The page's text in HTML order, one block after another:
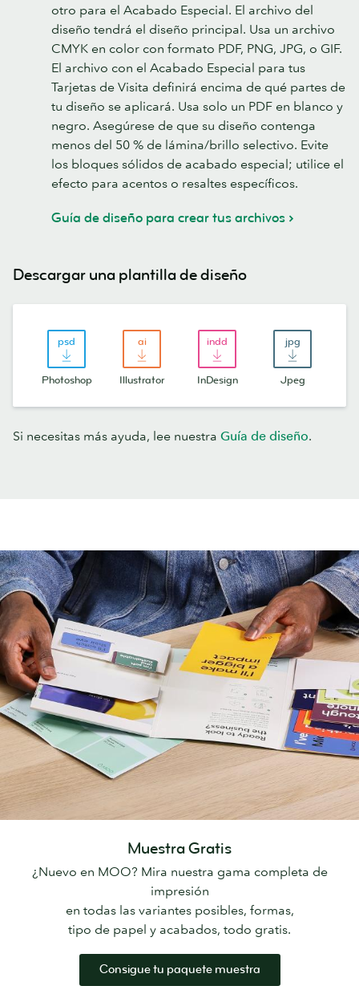
otro para el Acabado Especial. El archivo del
diseño tendrá el diseño principal. Usa un archivo
CMYK en color con formato PDF, PNG, JPG, o GIF.
El archivo con el Acabado Especial para tus
Tarjetas de Visita definirá encima de qué partes de
tu diseño se aplicará. Usa solo un PDF en blanco y
negro. Asegúrese de que su diseño contenga
menos del 50 % de lámina/brillo selectivo. Evite
los bloques sólidos de acabado especial; utilice el
efecto para acentos o resaltes específicos.
Guía de diseño para crear tus archivos
Descargar una plantilla de diseño
Photoshop Illustrator InDesign Jpeg
Si necesitas más ayuda, lee nuestra Guía de diseño.
Muestra Gratis
¿Nuevo en MOO? Mira nuestra gama completa de
impresión
en todas las variantes posibles, formas,
tipo de papel y acabados, todo gratis.
Consigue tu paquete muestra